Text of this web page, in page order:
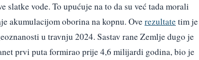
vode. To upućuje na to da su već tada morali
akumulacijom oborina na kopnu. Overezultatetim je
u travnju 2024. Sastav rane Zemlje dugo je
prvi puta formirao prije 4,6 milijardi godina, bio je